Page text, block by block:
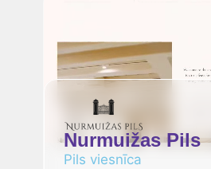
Nurmuižas Pils
Pils viesnīca